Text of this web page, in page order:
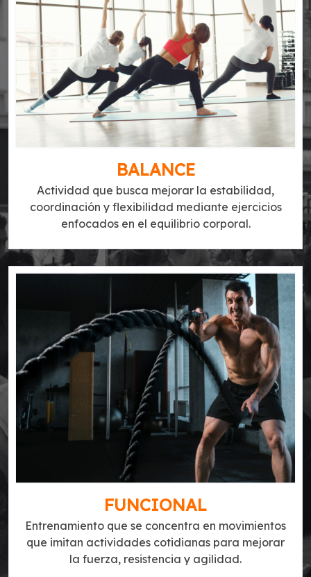
BALANCE
Actividad que busca mejorar la estabilidad,
coordinación y flexibilidad mediante ejercicios
enfocados en el equilibrio corporal.
FUNCIONAL
Entrenamiento que se concentra en movimientos
que imitan actividades cotidianas para mejorar
la fuerza, resistencia y agilidad.